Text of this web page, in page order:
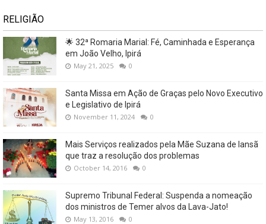
RELIGIÃO
🌟 32ª Romaria Marial: Fé, Caminhada e Esperança
em João Velho, Ipirá
May 21, 2025 0
Santa Missa em Ação de Graças pelo Novo Executivo
e Legislativo de Ipirá
November 11, 2024 0
Mais Serviços realizados pela Mãe Suzana de Iansã
que traz a resolução dos problemas
October 14, 2016 0
Supremo Tribunal Federal: Suspenda a nomeação
dos ministros de Temer alvos da Lava-Jato!
May 13, 2016 0